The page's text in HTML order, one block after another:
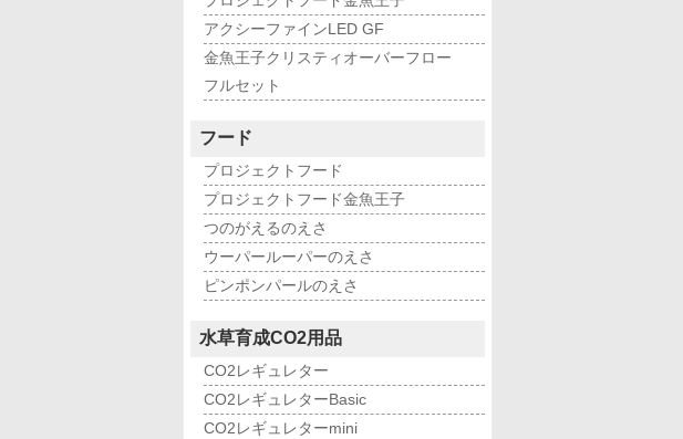
アクシーファインLED GF
金魚王子クリスティオーバーフロー
フルセット
フード
プロジェクトフード
プロジェクトフード金魚王子
つのがえるのえさ
ウーパールーパーのえさ
ピンポンパールのえさ
水草育成CO2用品
CO2レギュレター
CO2レギュレターBasic
CO2レギュレターmini